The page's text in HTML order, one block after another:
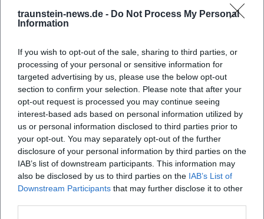
traunstein-news.de - Do Not Process My Personal
Information
If you wish to opt-out of the sale, sharing to third parties, or
processing of your personal or sensitive information for
targeted advertising by us, please use the below opt-out
section to confirm your selection. Please note that after your
opt-out request is processed you may continue seeing
interest-based ads based on personal information utilized by
us or personal information disclosed to third parties prior to
your opt-out. You may separately opt-out of the further
disclosure of your personal information by third parties on the
IAB’s list of downstream participants. This information may
also be disclosed by us to third parties on the IAB’s List of
Downstream Participants that may further disclose it to other
Wann findet der Kurs statt?
Wo findet der Erste Hilfe Kurs statt?
Was erwartet mich bei diesem Kurs?
Wieviel kostet die Teilnahme?
Gibt es Parkmöglichkeiten vor Ort?
Ist die Veranstaltung drinnen oder draußen?